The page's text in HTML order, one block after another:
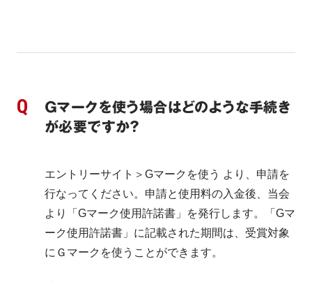
Ｇマークを使う場合はどのような手続き
が必要ですか？
エントリーサイト＞Gマークを使う より、申請を
行なってください。申請と使用料の入金後、当会
より「Gマーク使用許諾書」を発行します。「Gマ
ーク使用許諾書」に記載された期間は、受賞対象
にＧマークを使うことができます。